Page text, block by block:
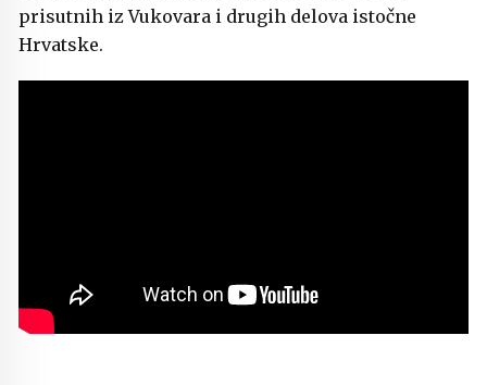
prisutnih iz Vukovara i drugih delova istočne
Hrvatske.